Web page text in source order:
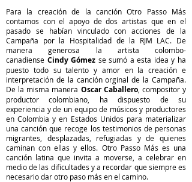
Para la creación de la canción Otro Passo Más
contamos con el apoyo de dos artistas que en el
pasado se habían vinculado con acciones de la
Campaña por la Hospitalidad de la RJM LAC. De
manera generosa la artista colombo-
canadiense Cindy Gómez se sumó a esta idea y ha
puesto todo su talento y amor en la creación e
interpretación de la canción orginal de la Campaña.
De la misma manera Oscar Caballero, compositor y
productor colombiano, ha dispuesto de su
experiencia y de un equipo de músicos y productores
en Colombia y en Estados Unidos para materializar
una canción que recoge los testimonios de personas
migrantes, desplazadas, refugiadas y de quienes
caminan con ellas y ellos. Otro Passo Más es una
canción latina que invita a moverse, a celebrar en
medio de las dificultades y a recordar que siempre es
necesario dar otro paso más en el camino.